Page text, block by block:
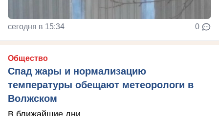
сегодня в 15:34 0
Общество
Спад жары и нормализацию
температуры обещают метеорологи в
Волжском